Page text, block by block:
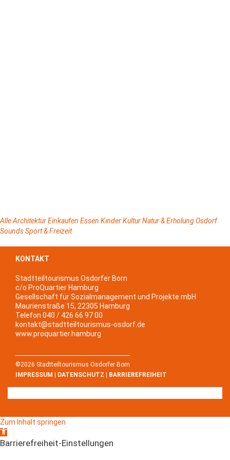
AlleArchitekturEinkaufen Essen KinderKulturNatur & ErholungOsdorf
SoundsSport & Freizeit
KONTAKT
Stadtteiltourismus Osdorfer Born
c/o ProQuartier Hamburg
Gesellschaft für Sozialmanagement und Projekte mbH
Maurienstraße 15, 22305 Hamburg
Telefon 040 / 426 66 97 00
kontakt@stadtteiltourismus-osdorf.de
www.proquartier.hamburg
©2026 Stadtteiltourismus Osdorfer Born
IMPRESSUM
DATENSCHUTZ BARRIEREFREIHEIT
Zum Inhalt springen
Werkzeugleiste
öffnen
Barrierefreiheit-Einstellungen